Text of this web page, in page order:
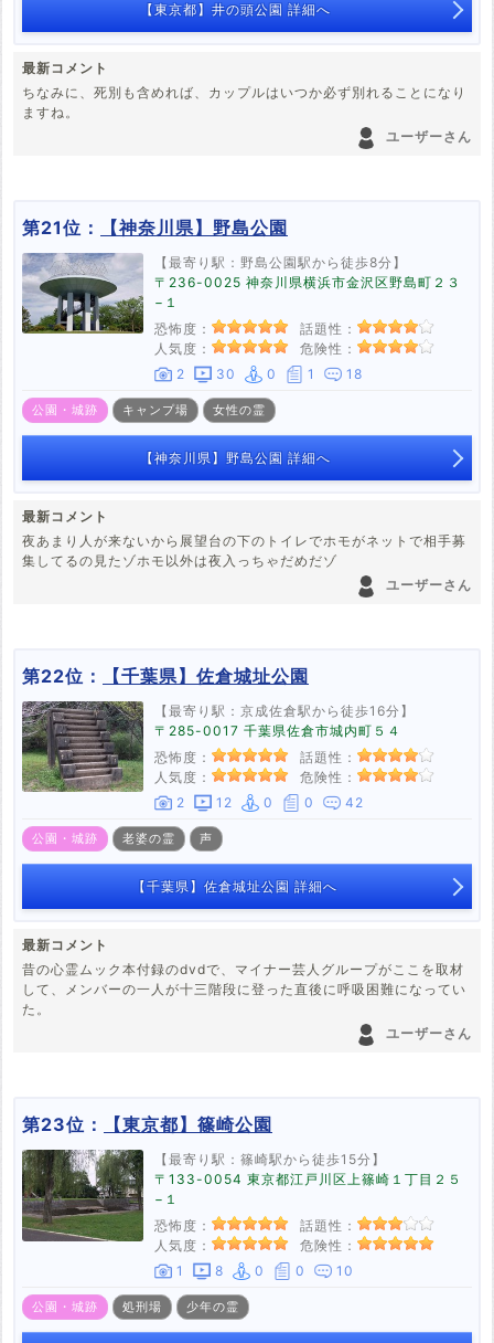
【東京都】井の頭公園 詳細へ
最新コメント
ちなみに、死別も含めれば、カップルはいつか必ず別れることになり
ますね。
ユーザーさん
第21位： 【神奈川県】野島公園
【最寄り駅：野島公園駅から徒歩8分】
〒236-0025 神奈川県横浜市金沢区野島町２３
−１
恐怖度：
話題性：
人気度：
危険性：
2
30 0 1 18
公園・城跡 キャンプ場 女性の霊
【神奈川県】野島公園 詳細へ
最新コメント
夜あまり人が来ないから展望台の下のトイレでホモがネットで相手募
集してるの見たゾホモ以外は夜入っちゃだめだゾ
ユーザーさん
第22位： 【千葉県】佐倉城址公園
【最寄り駅：京成佐倉駅から徒歩16分】
〒285-0017 千葉県佐倉市城内町５４
恐怖度：
話題性：
人気度：
危険性：
2
12 0 0 42
公園・城跡 老婆の霊 声
【千葉県】佐倉城址公園 詳細へ
最新コメント
昔の心霊ムック本付録のdvdで、マイナー芸人グループがここを取材
して、メンバーの一人が十三階段に登った直後に呼吸困難になってい
た。
ユーザーさん
第23位： 【東京都】篠崎公園
【最寄り駅：篠崎駅から徒歩15分】
〒133-0054 東京都江戸川区上篠崎１丁目２５
−１
恐怖度：
話題性：
人気度：
危険性：
1
8 0 0 10
公園・城跡 処刑場 少年の霊